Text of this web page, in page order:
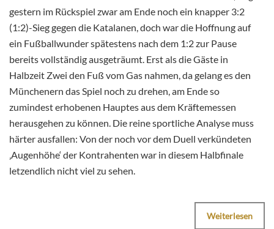
gestern im Rückspiel zwar am Ende noch ein knapper 3:2
(1:2)-Sieg gegen die Katalanen, doch war die Hoffnung auf
ein Fußballwunder spätestens nach dem 1:2 zur Pause
bereits vollständig ausgeträumt. Erst als die Gäste in
Halbzeit Zwei den Fuß vom Gas nahmen, da gelang es den
Münchenern das Spiel noch zu drehen, am Ende so
zumindest erhobenen Hauptes aus dem Kräftemessen
herausgehen zu können. Die reine sportliche Analyse muss
härter ausfallen: Von der noch vor dem Duell verkündeten
‚Augenhöhe‘ der Kontrahenten war in diesem Halbfinale
letzendlich nicht viel zu sehen.
Weiterlesen